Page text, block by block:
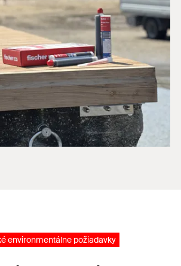
environmentálne požiadavky